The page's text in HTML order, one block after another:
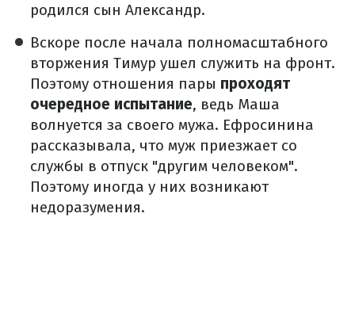
родился сын Александр.
Вскоре после начала полномасштабного
вторжения Тимур ушел служить на фронт.
Поэтому отношения пары проходят
очередное испытание, ведь Маша
волнуется за своего мужа. Ефросинина
рассказывала, что муж приезжает со
службы в отпуск "другим человеком".
Поэтому иногда у них возникают
недоразумения.